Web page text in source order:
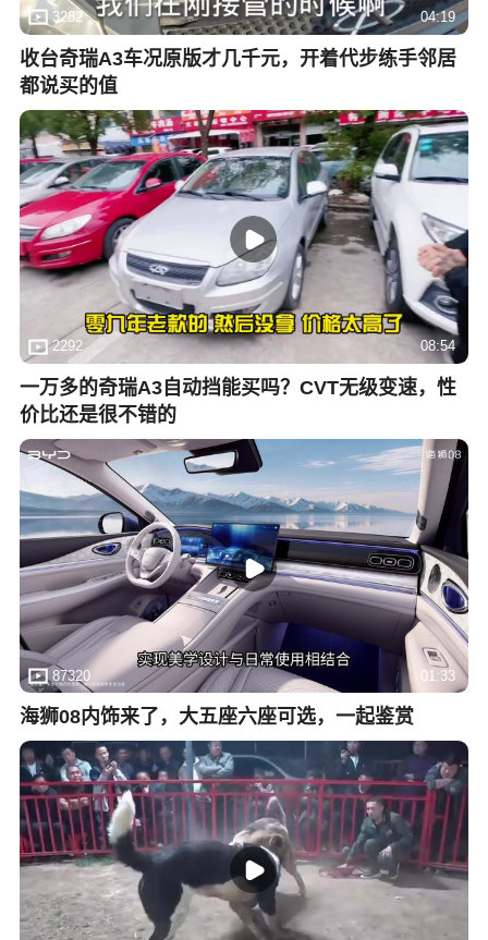
3282 04:19
收台奇瑞A3车况原版才几千元，开着代步练手邻居
都说买的值
2292 08:54
一万多的奇瑞A3自动挡能买吗？CVT无级变速，性
价比还是很不错的
87320 01:33
海狮08内饰来了，大五座六座可选，一起鉴赏